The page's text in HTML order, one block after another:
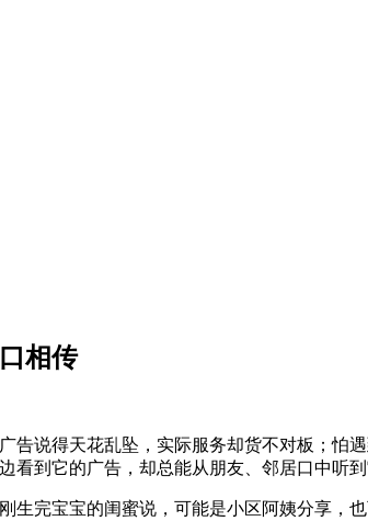
相传
告说得天花乱坠，实际服务却货不对板；怕遇
看到它的广告，却总能从朋友、邻居口中听
生完宝宝的闺蜜说 ，可能是小区阿姨分享，